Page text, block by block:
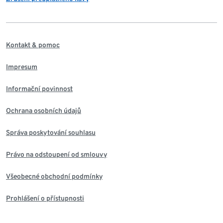
Kontakt & pomoc
Impresum
Informační povinnost
Ochrana osobních údajů
Správa poskytování souhlasu
Právo na odstoupení od smlouvy
Všeobecné obchodní podmínky
Prohlášení o přístupnosti